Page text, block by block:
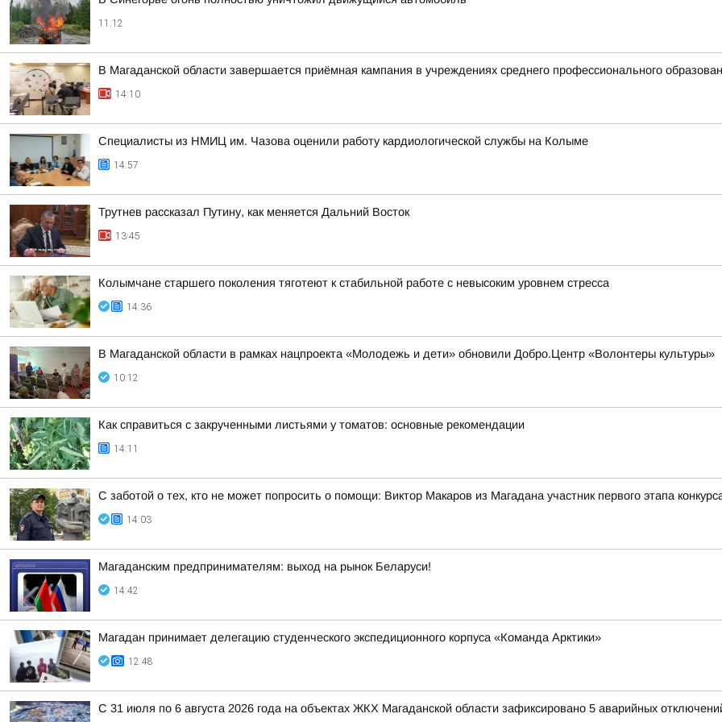
11:12
В Магаданской области завершается приёмная кампания в учреждениях среднего профессионального
14:10
Специалисты из НМИЦ им. Чазова оценили работу кардиологической службы на Колыме
14:57
Трутнев рассказал Путину, как меняется Дальний Восток
13:45
Колымчане старшего поколения тяготеют к стабильной работе с невысоким уровнем стресса
14:36
В Магаданской области в рамках нацпроекта «Молодежь и дети» обновили Добро.Центр «Волонтеры культуры»
10:12
Как справиться с закрученными листьями у томатов: основные рекомендации
14:11
С заботой о тех, кто не может попросить о помощи: Виктор Макаров из Магадана участник первого этапа
14:03
Магаданским предпринимателям: выход на рынок Беларуси!
14:42
Магадан принимает делегацию студенческого экспедиционного корпуса «Команда Арктики»
12:48
С 31 июля по 6 августа 2026 года на объектах ЖКХ Магаданской области зафиксировано 5 аварийных